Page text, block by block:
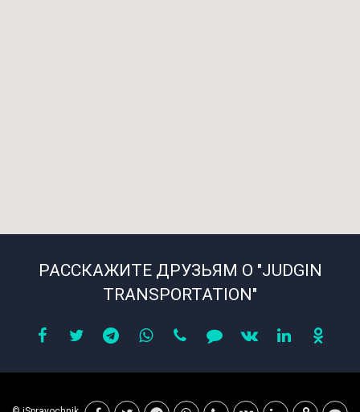
РАССКАЖИТЕ ДРУЗЬЯМ О "JUDGIN
TRANSPORTATION"